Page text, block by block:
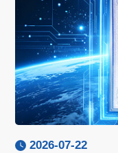
2026-07-22